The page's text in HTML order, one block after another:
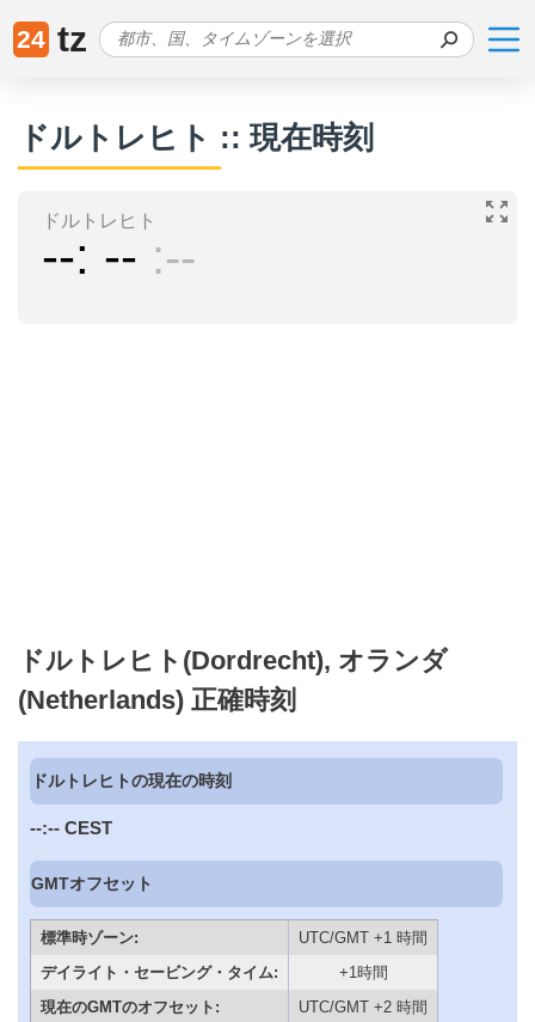
24 tz
ドルトレヒト :: 現在時刻
ドルトレヒト
-- -- --
ドルトレヒト(Dordrecht), オランダ
(Netherlands) 正確時刻
ドルトレヒトの現在の時刻
--:-- CEST
GMTオフセット
標準時ゾーン:
UTC/GMT +1 時間
デイライト・セービング・タイム:
+1時間
現在のGMTのオフセット:
UTC/GMT +2 時間